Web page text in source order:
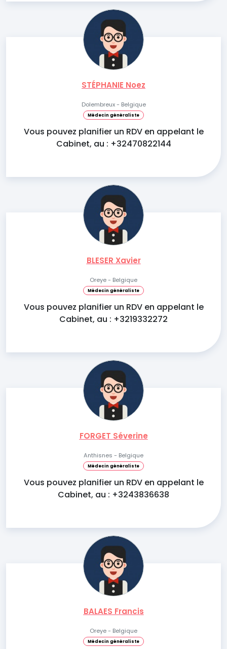
STÉPHANIE Noez
Dolembreux - Belgique
Médecin généraliste
Vous pouvez planifier un RDV en appelant le
Cabinet, au : +32470822144
BLESER Xavier
Oreye - Belgique
Médecin généraliste
Vous pouvez planifier un RDV en appelant le
Cabinet, au : +3219332272
FORGET Séverine
Anthisnes - Belgique
Médecin généraliste
Vous pouvez planifier un RDV en appelant le
Cabinet, au : +3243836638
BALAES Francis
Oreye - Belgique
Médecin généraliste